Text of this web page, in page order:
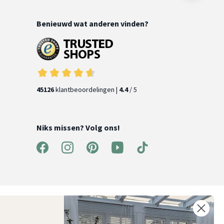
Benieuwd wat anderen vinden?
45126klantbeoordelingen | 4.4/ 5
Niks missen? Volg ons!
5% korting op je eerste bestelling
je in voor onze nieuwsbrief en ontvang als eerste nieuwe